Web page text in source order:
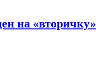
на «вторичку»